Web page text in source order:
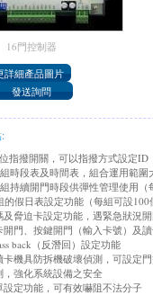
16門控制器
指 撥 開 關 ， 可 以 指 撥 方 式 設 定
時 段 表 及 時 間 表 ， 組 合 運 用 範 圍
持 續 開 門 時 段 供 彈 性 管 理 使 用 （
的 假 日 表 設 定 功 能 （ 每 組 可 設
及 脅 迫 卡 設 定 功 能 ， 遇 緊 急 狀 況
開 門 、 按 鍵 開 門 （ 輸 入 卡 號 ） 及
back（ 反 潛 回 ） 設 定 功 能
卡 機 具 防 拆 機 破 壞 偵 測 ， 可 設 定
， 強 化 系 統 設 備 之 安 全
設 定 功 能 ， 可 有 效嚇 阻 不 法 分 子